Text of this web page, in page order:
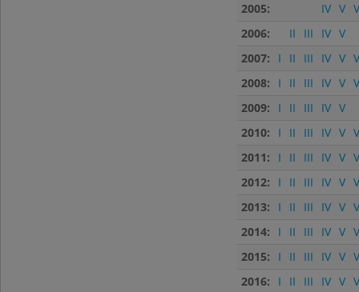
2005: IV V
2006:
II III IV V
2007:
I II III IV V
2008:
I II III IV V
2009:
I II III IV V
2010:
I II III IV V
2011:
I II III IV V
2012:
I II III IV V
2013:
I II III IV V
2014:
I II III IV V
2015:
I II III IV V
2016:
I II III IV V